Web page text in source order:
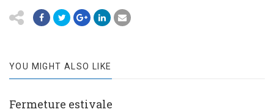
YOU MIGHT ALSO LIKE
Fermeture estivale